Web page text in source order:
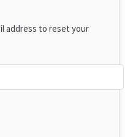
address to reset your